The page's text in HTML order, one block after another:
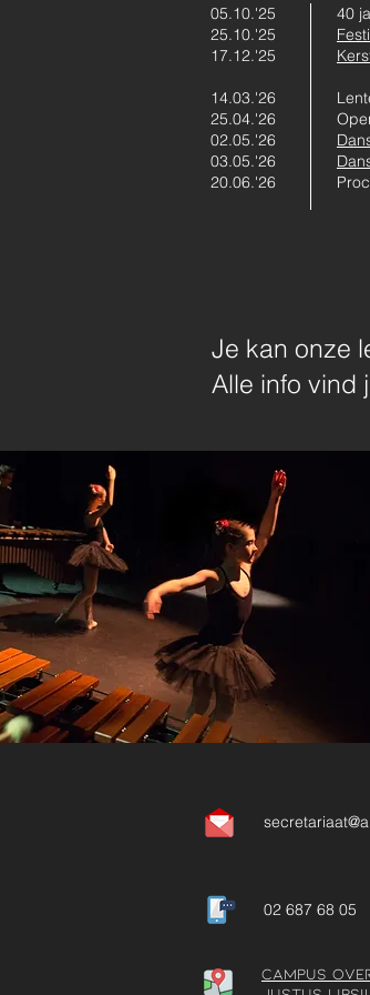
05.10.'25
25.10.'25
17.12.'25
14.03.'26
25.04.'26
02.05.'26
03.05.'26
20.06.'26
40
Je kan onze
Alle info vind
02 687 68 05
Campus